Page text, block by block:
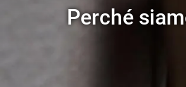
Perché